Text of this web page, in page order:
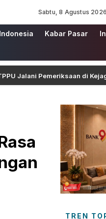
Sabtu, 8 Agustus 2026
Kabar Pasar
Pemeriksaan di Kejagung
TREN